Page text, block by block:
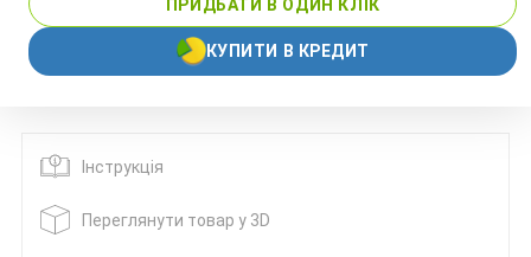
ПРИДБАТИ В ОДИН КЛІК
КУПИТИ В КРЕДИТ
Інструкція
Переглянути товар у 3D